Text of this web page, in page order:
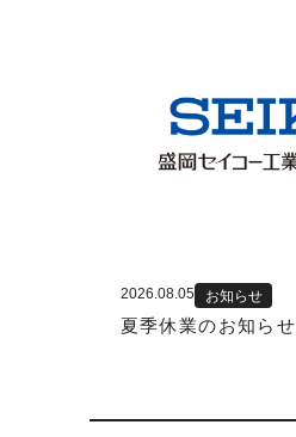
2026.08.05 お知らせ
夏季休業のお知らせ